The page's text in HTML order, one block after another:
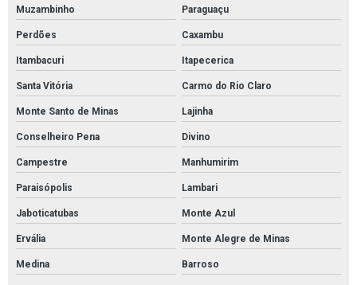
Manta absorvente para indústrias
Manta absorvente para manutenção industrial
Manta absorvente para petróleo
Manta absorvente para vazamento de óleo
Manta absorvente petróleo e derivados
Manta de absorção de óleo
Manta de contenção de óleo
Manta para absorver óleo
Mantas absorvente de óleo e derivados
Cordão absorvente para líquidos agressivos
Tubolit manta isolante
Muzambinho Paraguaçu
Perdões Caxambu
Itambacuri Itapecerica
Santa Vitória Carmo do Rio Claro
Monte Santo de Minas Lajinha
Conselheiro Pena Divino
Campestre Manhumirim
Paraisópolis Lambari
Jaboticatubas Monte Azul
Ervália Monte Alegre de Minas
Medina Barroso